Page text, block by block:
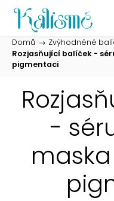
Domů / Zvýhodněné
Rozjasňující balíček -
pigmentaci
-
maska